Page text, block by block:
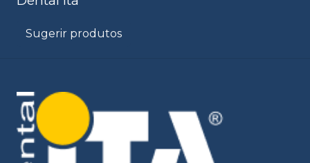
Sugerir produtos